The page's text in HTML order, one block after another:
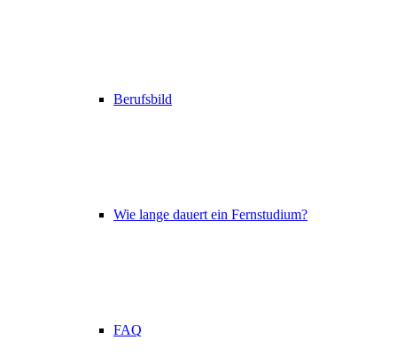
Berufsbild
Wie lange dauert ein Fernstudium?
FAQ